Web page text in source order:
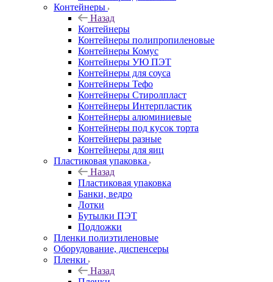
Контейнеры
Назад
Контейнеры
Контейнеры полипропиленовые
Контейнеры Комус
Контейнеры УЮ ПЭТ
Контейнеры для соуса
Контейнеры Тефо
Контейнеры Стиролпласт
Контейнеры Интерпластик
Контейнеры алюминиевые
Контейнеры под кусок торта
Контейнеры разные
Контейнеры для яиц
Пластиковая упаковка
Назад
Пластиковая упаковка
Банки, ведро
Лотки
Бутылки ПЭТ
Подложки
Пленки полиэтиленовые
Оборудование, диспенсеры
Пленки
Назад